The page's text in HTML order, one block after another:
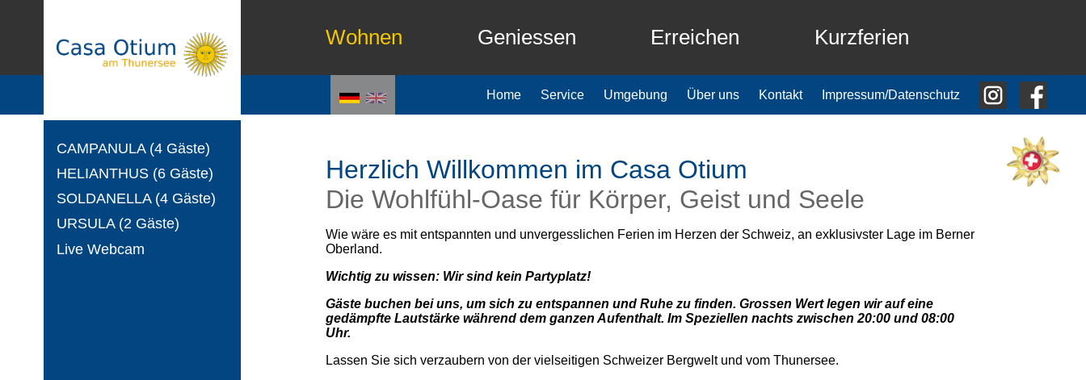
Wohnen Geniessen Erreichen Kurzferien
Home Service Umgebung Über uns Kontakt Impressum/Datenschutz
Herzlich Willkommen im Casa Otium
Die Wohlfühl-Oase für Körper, Geist und Seele
Wie wäre es mit entspannten und unvergesslichen Ferien im Herzen der Schweiz, an exklusivster Lage im Berner
Oberland.
Wichtig zu wissen: Wir sind kein Partyplatz!
Gäste buchen bei uns, um sich zu entspannen und Ruhe zu finden. Grossen Wert legen wir auf eine
gedämpfte Lautstärke während dem ganzen Aufenthalt. Im Speziellen nachts zwischen 20:00 und 08:00
Uhr.
Lassen Sie sich verzaubern von der vielseitigen Schweizer Bergwelt und vom Thunersee.
CAMPANULA (4 Gäste)
HELIANTHUS (6 Gäste)
SOLDANELLA (4 Gäste)
URSULA (2 Gäste)
Live Webcam